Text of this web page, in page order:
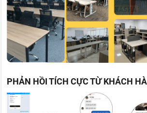
PHẢN HỒI TÍCH CỰC TỪ KHÁCH